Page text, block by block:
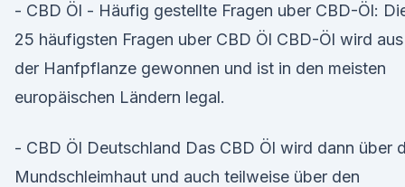
- CBD Öl - Häufig gestellte Fragen uber CBD-Öl:
25 häufigsten Fragen uber CBD Öl CBD-Öl wird aus
der Hanfpflanze gewonnen und ist in den meisten
europäischen Ländern legal.
- CBD Öl Deutschland Das CBD Öl wird dann über
Mundschleimhaut und auch teilweise über den